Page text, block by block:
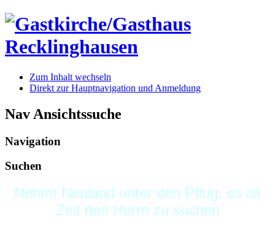
Zum Inhalt wechseln
Direkt zur Hauptnavigation und Anmeldung
Nav Ansichtssuche
Navigation
Suchen
Nehmt Neuland unter den Pflug, es ist
Zeit den Herrn zu suchen